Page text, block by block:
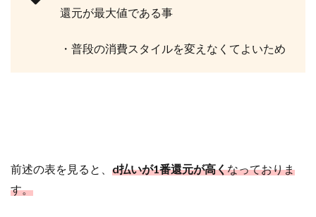
還元が最大値である事
・普段の消費スタイルを変えなくてよいため
前述の表を見ると、 d払いが1番還元が高くなっておりま
す。